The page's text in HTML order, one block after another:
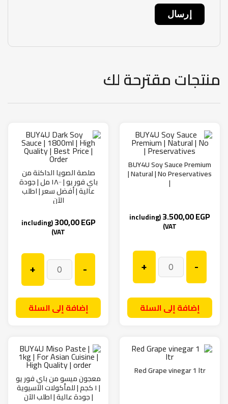
منتجات مقترحة لك
BUY4U Soy Sauce Premium
| Natural | No Preservatives
|
3.500,00EGP
(including
VAT)
-
+
إضافة إلى السلة
صلصة الصويا الداكنة من
باي فور يو | ١٨٠٠ مل | جودة
عالية | أفضل سعر | اطلب
الآن
300,00EGP
(including
VAT)
-
+
إضافة إلى السلة
Red Grape vinegar 1 ltr
معجون ميسو من باي فور يو
| ١ كجم | للمأكولات الآسيوية
| جودة عالية | اطلب الآن